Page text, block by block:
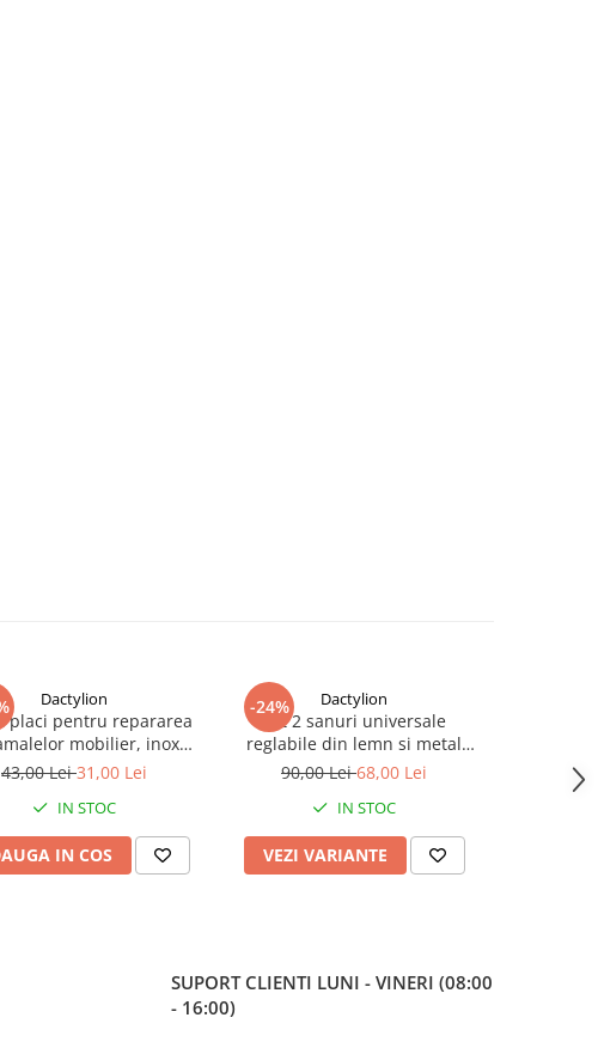
Dactylion
placi pentru repararea
mobilier, inox
72 suruburi incluse, 9
43,00 Lei31,00 Lei
IN STOC
IN COS
-24% Dactylion
Set 2 sanuri universale
reglabile din lemn si metal
pentru largit si alungit
profesional pentru pantofi,
adidasi si ghete
90,00 Lei68,00 Lei
IN STOC
VEZI VARIANTE
model
SUPORT CLIENTI LUNI - VINERI (08:00
- 16:00)